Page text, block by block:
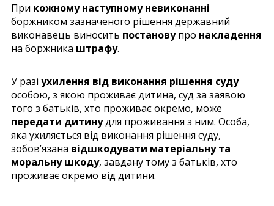
При кожному наступному невиконанні
боржником зазначеного рішення державний
виконавець виносить постановупро накладення
на боржника штрафу.
У разі ухилення від виконання рішення суду
особою, з якою проживає дитина, суд за заявою
того з батьків, хто проживає окремо, може
передати дитинудля проживання з ним. Особа,
яка ухиляється від виконання рішення суду,
зобов’язана відшкодувати матеріальну та
моральну шкоду, завдану тому з батьків, хто
проживає окремо від дитини.